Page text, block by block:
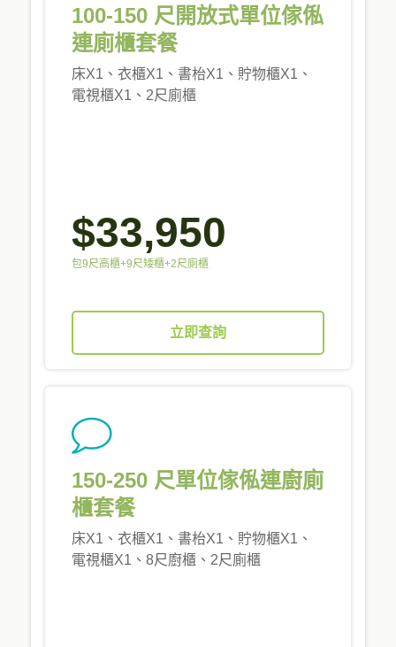
100-150 尺開放式單位傢俬
連廁櫃套餐
床X1、衣櫃X1、書枱X1、貯物櫃X1、
電視櫃X1、2尺廁櫃
$33,950
包9尺高櫃+9尺矮櫃+2尺廁櫃
立即查詢
150-250 尺單位傢俬連廚廁
櫃套餐
床X1、衣櫃X1、書枱X1、貯物櫃X1、
電視櫃X1、8尺廚櫃、2尺廁櫃